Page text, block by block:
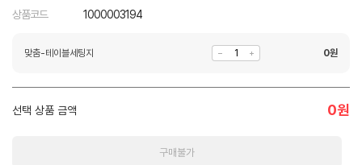
상품코드 1000003194
맞춤-테이블세팅지 0원
선택 상품 금액 0원
구매불가